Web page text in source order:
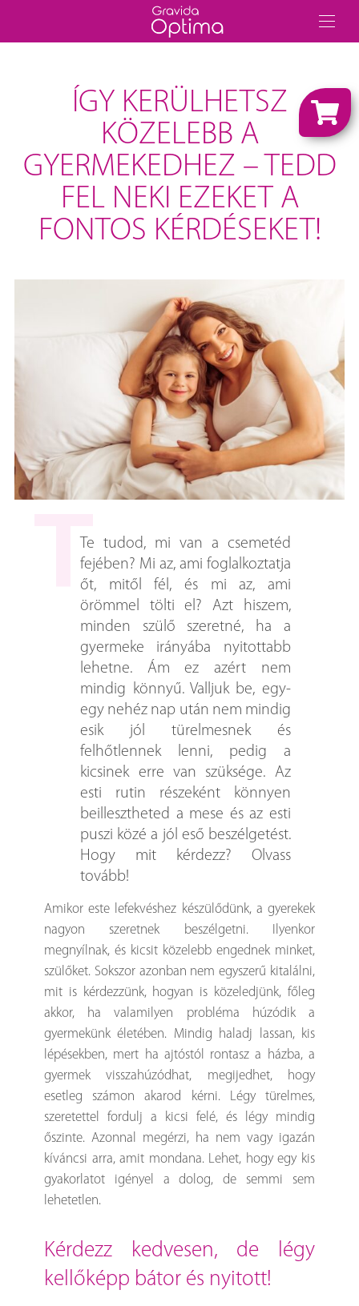
ÍGY KERÜLHETSZ
KÖZELEBB A
GYERMEKEDHEZ – TEDD
FEL NEKI EZEKET A
FONTOS KÉRDÉSEKET!
Te tudod, mi van a csemetéd
fejében? Mi az, ami foglalkoztatja
őt, mitől fél, és mi az, ami
örömmel tölti el? Azt hiszem,
minden szülő szeretné, ha a
gyermeke irányába nyitottabb
lehetne. Ám ez azért nem
mindig könnyű. Valljuk be, egy-
egy nehéz nap után nem mindig
esik jól türelmesnek és
felhőtlennek lenni, pedig a
kicsinek erre van szüksége. Az
esti rutin részeként könnyen
beillesztheted a mese és az esti
puszi közé a jól eső beszélgetést.
Hogy mit kérdezz? Olvass
tovább!
Amikor este lefekvéshez készülődünk, a gyerekek
nagyon szeretnek beszélgetni. Ilyenkor
megnyílnak, és kicsit közelebb engednek minket,
szülőket. Sokszor azonban nem egyszerű kitalálni,
mit is kérdezzünk, hogyan is közeledjünk, főleg
akkor, ha valamilyen probléma húzódik a
gyermekünk életében. Mindig haladj lassan, kis
lépésekben, mert ha ajtóstól rontasz a házba, a
gyermek visszahúzódhat, megijedhet, hogy
esetleg számon akarod kérni. Légy türelmes,
szeretettel fordulj a kicsi felé, és légy mindig
őszinte. Azonnal megérzi, ha nem vagy igazán
kíváncsi arra, amit mondana. Lehet, hogy egy kis
gyakorlatot igényel a dolog, de semmi sem
lehetetlen.
kérdezz kedvesen, de légy
kellőképp bátor és nyitott!